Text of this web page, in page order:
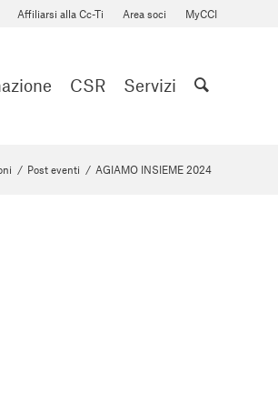
Affiliarsi alla Cc-Ti Area soci MyCCI
CSR Servizi
/ Post eventi / AGIAMO INSIEME 2024